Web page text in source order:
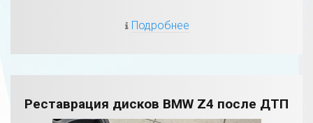
Подробнее
Реставрация дисков BMW Z4 после ДТП